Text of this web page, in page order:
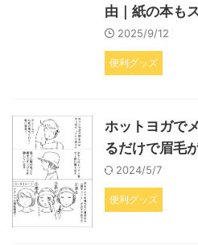
由｜紙の本も
2025/9/12
便利グッズ
ホットヨガで
るだけで眉毛
2024/5/7
便利グッズ